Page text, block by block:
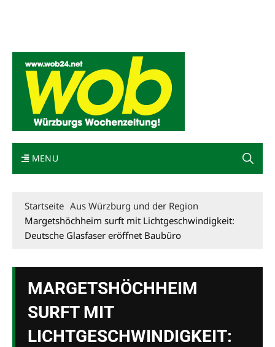
MENU
Startseite Aus Würzburg und der Region
Margetshöchheim surft mit Lichtgeschwindigkeit:
Deutsche Glasfaser eröffnet Baubüro
MARGETSHÖCHHEIM
SURFT MIT
LICHTGESCHWINDIGKEIT: